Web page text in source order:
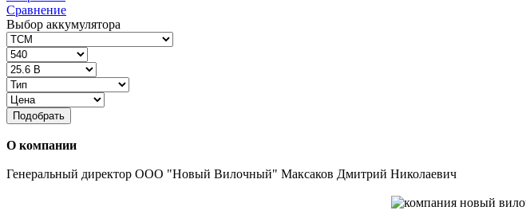
Сравнение
Выбор аккумулятора
Подобрать
О компании
Генеральный директор ООО "Новый Вилочный" Максаков Дмитрий Николаевич